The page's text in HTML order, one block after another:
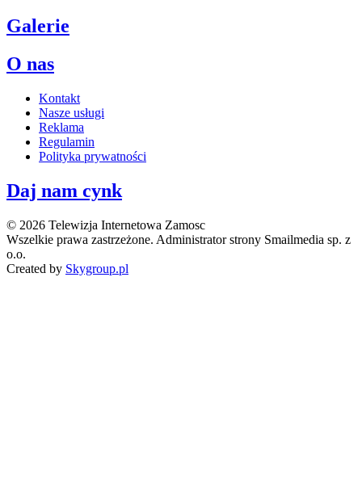
Galerie
O nas
Kontakt
Nasze usługi
Reklama
Regulamin
Polityka prywatności
Daj nam cynk
© 2026 Telewizja Internetowa Zamosc
Wszelkie prawa zastrzeżone. Administrator strony Smailmedia sp. z
o.o.
Created by Skygroup.pl